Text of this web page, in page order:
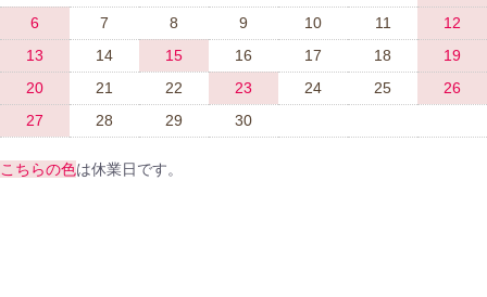
6
7 8 9 10 11
12
13
14 15 16 17 18
19
20
21 22 23 24 25
26
27
28 29 30
こちらの色は休業日です。